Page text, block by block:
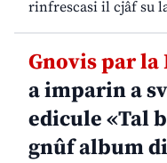
rinfrescasi il cjâf su
Gnovis par la
a imparin a
edicule «Tal
gnûf album